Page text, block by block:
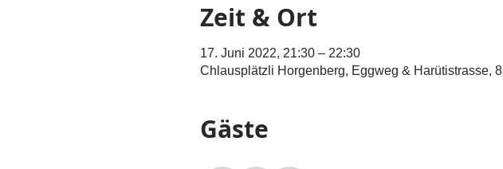
Zeit & Ort
17. Juni 2022, 21:30 – 22:30
Chlausplätzli Horgenberg, Eggweg & Harütistrasse,
Gäste